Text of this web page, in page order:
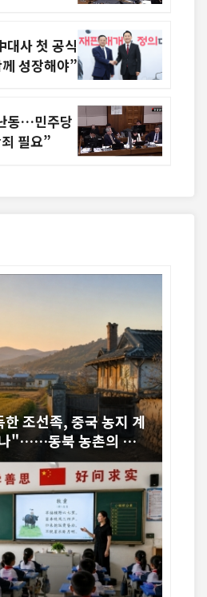
대사 첫 공식
성장해야”
동…민주당
필요”
조선족, 중국 농지 계
"……동북 농촌의 오